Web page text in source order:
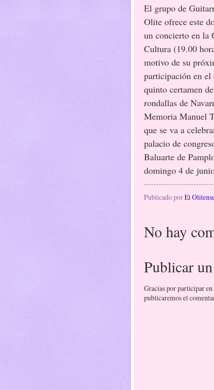
El grupo de
Olite ofrece este
un concierto en la
Cultura (19.00
motivo de su
participación en el
quinto certamen de
rondallas de
Memoria Manuel
que se va a
palacio de
Baluarte de
domingo 4 de
Publicado porEl
No hay
Publicar
Gracias por participar
publicaremos el